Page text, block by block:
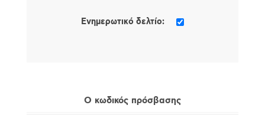
Ενημερωτικό δελτίο:
Ο κωδικός πρόσβασης